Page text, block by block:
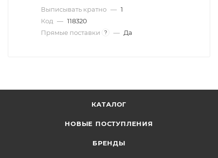
Выписывать кратно — 1
Код — 118320
Прямые поставки
? — Да
КАТАЛОГ
НОВЫЕ ПОСТУПЛЕНИЯ
БРЕНДЫ